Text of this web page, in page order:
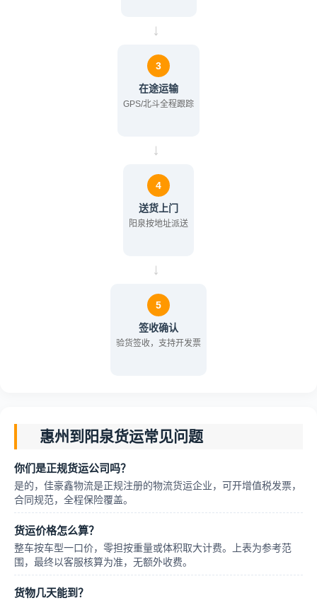
→
3
在途运输
GPS/北斗全程跟踪
→
4
送货上门
阳泉按地址派送
→
5
签收确认
验货签收，支持开发票
惠州到阳泉货运常见问题
你们是正规货运公司吗？
是的，佳豪鑫物流是正规注册的物流货运企业，可开增值税发票，
合同规范，全程保险覆盖。
货运价格怎么算？
整车按车型一口价，零担按重量或体积取大计费。上表为参考范
围，最终以客服核算为准，无额外收费。
货物几天能到？